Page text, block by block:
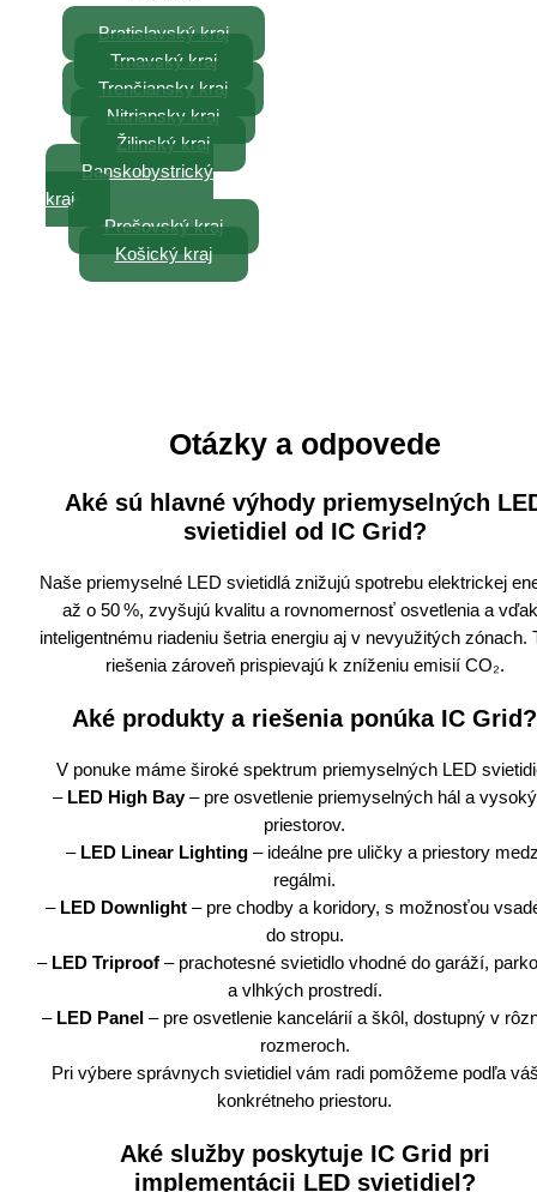
Bratislavský kraj
Trnavský kraj
Trenčiansky kraj
Nitriansky kraj
Žilinský kraj
Banskobystrický
kraj
Prešovský kraj
Košický kraj
Otázky a odpovede
Aké sú hlavné výhody priemyselných
svietidiel od IC Grid?
Naše priemyselné LED svietidlá znižujú spotrebu elektrickej
až o 50 %, zvyšujú kvalitu a rovnomernosť osvetlenia a
inteligentnému riadeniu šetria energiu aj v nevyužitých zónach.
riešenia zároveň prispievajú k zníženiu emisií CO₂.
Aké produkty a riešenia ponúka IC Grid?
V ponuke máme široké spektrum priemyselných LED
– LED High Bay– pre osvetlenie priemyselných hál a
priestorov.
– LED Linear Lighting – ideálne pre uličky a priestory
regálmi.
– LED Downlight– pre chodby a koridory, s možnosťou
do stropu.
– LED Triproof – prachotesné svietidlo vhodné do garáží,
a vlhkých prostredí.
– LED Panel – pre osvetlenie kancelárií a škôl, dostupný v
rozmeroch.
Pri výbere správnych svietidiel vám radi pomôžeme podľa
konkrétneho priestoru.
Aké služby poskytuje IC Grid pri
implementácii LED svietidiel?